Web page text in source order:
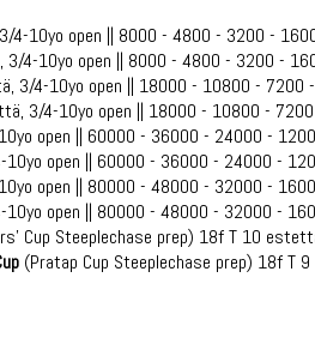
4-10yo open || 8000 - 4800 - 3200 -
4-10yo open || 8000 - 4800 - 3200 -
3/4-10yo open || 18000 - 10800 - 7200
3/4-10yo open || 18000 - 10800 -
open || 60000 - 36000 - 24000 -
open || 60000 - 36000 - 24000 -
open || 80000 - 48000 - 32000 -
open || 80000 - 48000 - 32000 -
Cup Steeplechase prep) 18f T 10
(Pratap Cup Steeplechase prep) 18f